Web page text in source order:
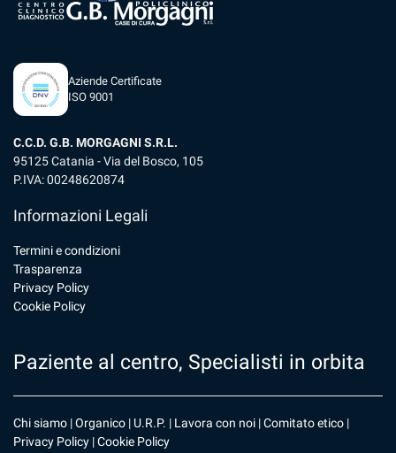
Aziende Certificate
ISO 9001
C.C.D. G.B. MORGAGNI S.R.L.
95125 Catania - Via del Bosco, 105
P.IVA: 00248620874
Informazioni Legali
Termini e condizioni
Trasparenza
Privacy Policy
Cookie Policy
Paziente al centro, Specialisti in orbita
Chi siamo |Organico | U.R.P. | Lavora con noi |Comitato etico |
Privacy Policy |Cookie Policy